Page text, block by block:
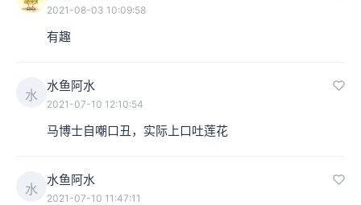
2021-08-03 10:09:58
有趣
水
水鱼阿水
2021-07-10 12:10:54
马博士自嘲口丑，实际上口吐莲花
水
水鱼阿水
2021-07-10 11:47:11